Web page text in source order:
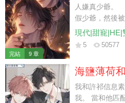
完結 9 章
人嫌真少爺。
假少爺，然後
玩笑？ 就我這
天兩頭感冒發
望能舒舒坦坦
厭惡我的家人
份的大佬，熟
現代|甜寵|HE|
5 50577
海鹽薄荷
我和許祁信息
我。 當和他匹